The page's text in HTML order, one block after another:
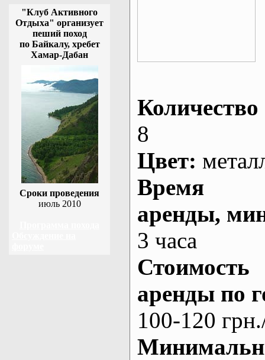
"Клуб Активного
Отдыха" организует
пеший поход
по Байкалу, хребет
Хамар-Дабан
Сроки проведения
июль 2010
Количество
8
Цвет:
Время
аренды,
3 часа
Стоимость
аренды по
100-120